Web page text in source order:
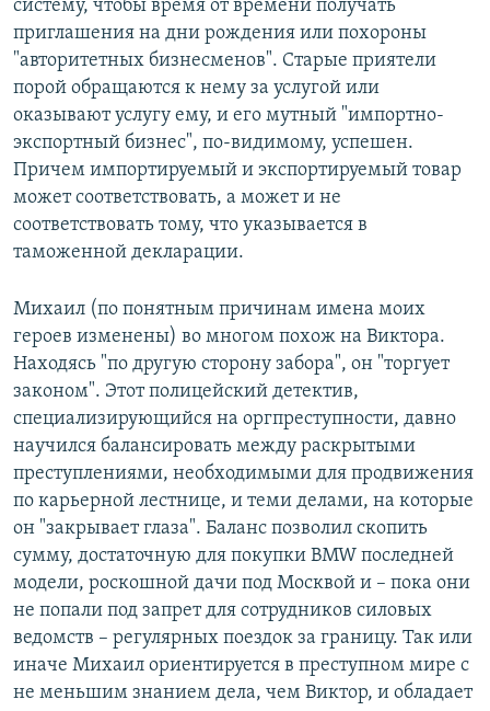
систему, чтобы время от времени получать
приглашения на дни рождения или похороны
"авторитетных бизнесменов". Старые приятели
порой обращаются к нему за услугой или
оказывают услугу ему, и его мутный "импортно-
экспортный бизнес", по-видимому, успешен.
Причем импортируемый и экспортируемый товар
может соответствовать, а может и не
соответствовать тому, что указывается в
таможенной декларации.
Михаил (по понятным причинам имена моих
героев изменены) во многом похож на Виктора.
Находясь "по другую сторону забора", он "торгует
законом". Этот полицейский детектив,
специализирующийся на оргпреступности, давно
научился балансировать между раскрытыми
преступлениями, необходимыми для продвижения
по карьерной лестнице, и теми делами, на которые
он "закрывает глаза". Баланс позволил скопить
сумму, достаточную для покупки BMW последней
модели, роскошной дачи под Москвой и – пока они
не попали под запрет для сотрудников силовых
ведомств – регулярных поездок за границу. Так или
иначе Михаил ориентируется в преступном мире с
не меньшим знанием дела, чем Виктор, и обладает